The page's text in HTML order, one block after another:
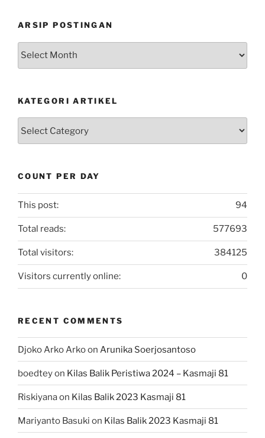
ARSIP POSTINGAN
Arsip
KATEGORI ARTIKEL
COUNT PER DAY
94
This post:
577693
Total reads:
384125
Total visitors:
0
Visitors currently online:
RECENT COMMENTS
Djoko Arko Arkoon Arunika Soerjosantoso
boedteyon Kilas Balik Peristiwa 2024 – Kasmaji 81
Riskiyanaon Kilas Balik 2023 Kasmaji 81
Mariyanto Basuki on Kilas Balik 2023 Kasmaji 81